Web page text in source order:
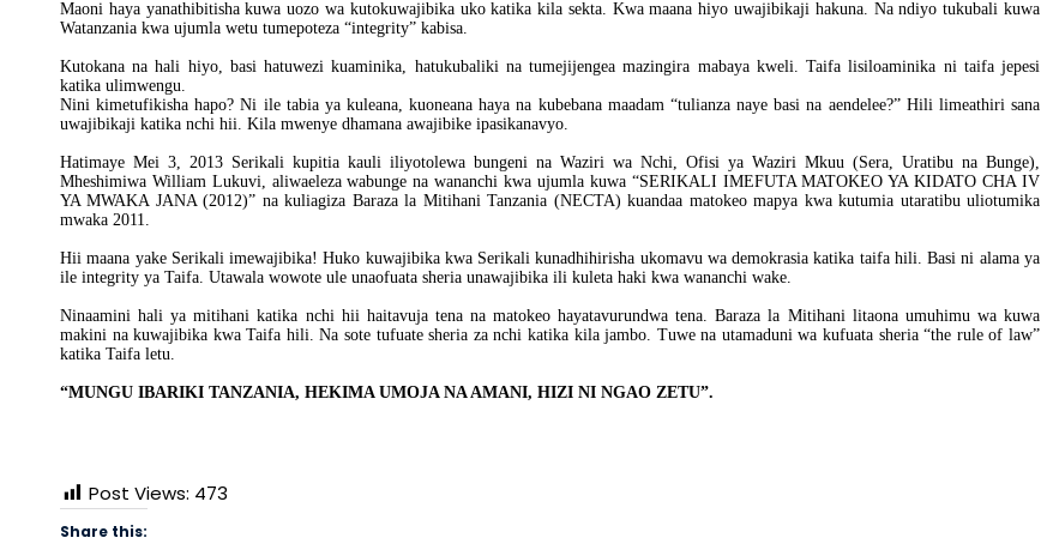
Maoni haya yanathibitisha kuwa uozo wa kutokuwajibika uko katika kila sekta. Kwa maana hiyo uwajibikaji hakuna. Na ndiyo tukubali kuwa
Watanzania kwa ujumla wetu tumepoteza “integrity” kabisa.
Kutokana na hali hiyo, basi hatuwezi kuaminika, hatukubaliki na tumejijengea mazingira mabaya kweli. Taifa lisiloaminika ni taifa jepesi
katika ulimwengu.
Nini kimetufikisha hapo? Ni ile tabia ya kuleana, kuoneana haya na kubebana maadam “tulianza naye basi na aendelee?” Hili limeathiri sana
uwajibikaji katika nchi hii. Kila mwenye dhamana awajibike ipasikanavyo.
Hatimaye Mei 3, 2013 Serikali kupitia kauli iliyotolewa bungeni na Waziri wa Nchi, Ofisi ya Waziri Mkuu (Sera, Uratibu na Bunge),
Mheshimiwa William Lukuvi, aliwaeleza wabunge na wananchi kwa ujumla kuwa “SERIKALI IMEFUTA MATOKEO YA KIDATO CHA IV
YA MWAKA JANA (2012)” na kuliagiza Baraza la Mitihani Tanzania (NECTA) kuandaa matokeo mapya kwa kutumia utaratibu uliotumika
mwaka 2011.
Hii maana yake Serikali imewajibika! Huko kuwajibika kwa Serikali kunadhihirisha ukomavu wa demokrasia katika taifa hili. Basi ni alama ya
ile integrity ya Taifa. Utawala wowote ule unaofuata sheria unawajibika ili kuleta haki kwa wananchi wake.
Ninaamini hali ya mitihani katika nchi hii haitavuja tena na matokeo hayatavurundwa tena. Baraza la Mitihani litaona umuhimu wa kuwa
makini na kuwajibika kwa Taifa hili. Na sote tufuate sheria za nchi katika kila jambo. Tuwe na utamaduni wa kufuata sheria “the rule of law”
katika Taifa letu.
“MUNGU IBARIKI TANZANIA, HEKIMA UMOJA NA AMANI, HIZI NI NGAO ZETU”.
Post Views: 473
Share this: